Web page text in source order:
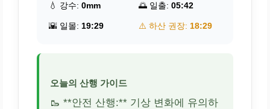
💧 강수: 0mm 🌅 일출: 05:42
🌇 일몰: 19:29 ⚠️ 하산 권장: 18:29
오늘의 산행 가이드
🥾 **안전 산행:** 기상 변화에 유의하